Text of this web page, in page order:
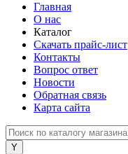
Главная
О нас
Каталог
Скачать прайс-лист
Контакты
Вопрос ответ
Новости
Обратная связь
Карта сайта